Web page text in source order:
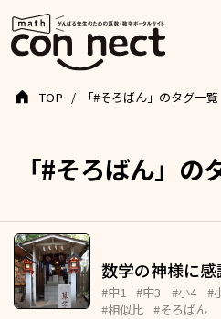
「#そろばん」の
TOP 「#そろばん」のタグ一覧
数学の神様に感
#中1 #中3 #小4 #
#相似比
#そろばん